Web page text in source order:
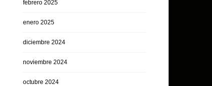
febrero 2025
enero 2025
diciembre 2024
noviembre 2024
octubre 2024